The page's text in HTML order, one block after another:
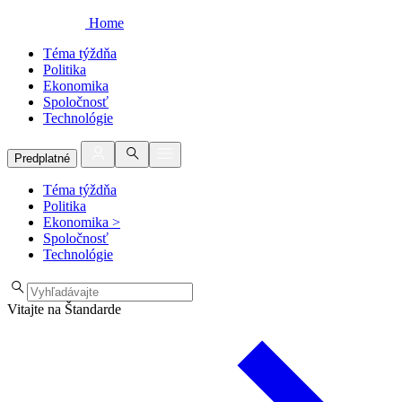
Home
Téma týždňa
Politika
Ekonomika
Spoločnosť
Technológie
Predplatné
Téma týždňa
Politika
Ekonomika >
Spoločnosť
Technológie
Vitajte na Štandarde